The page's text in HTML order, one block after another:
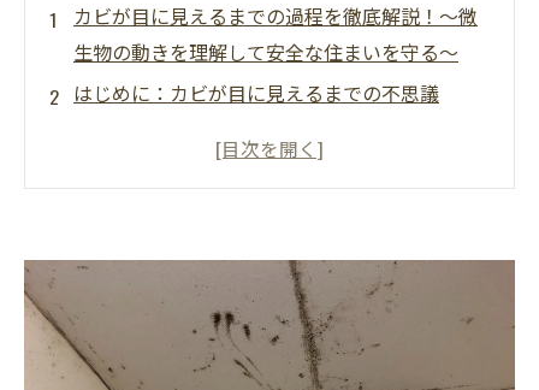
カビが目に見えるまでの過程を徹底解説！～微
生物の動きを理解して安全な住まいを守る～
はじめに：カビが目に見えるまでの不思議
微生物と真菌（カビ）の基礎知識
MIST工法®カビバスターズ東海がおすすめする
カビ対策とメンテナンスのポイント
まとめ：目に見えないうちからの対策がカギ